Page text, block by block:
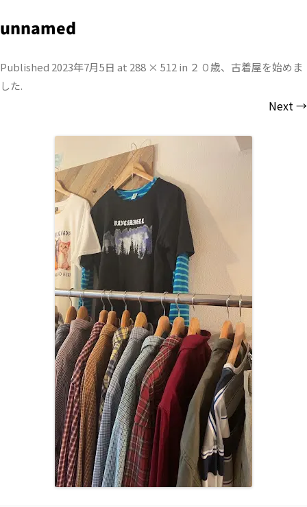
unnamed
Published 2023年7月5日 at 288 × 512in ２０歳、古着屋を始めま
した.
Next →